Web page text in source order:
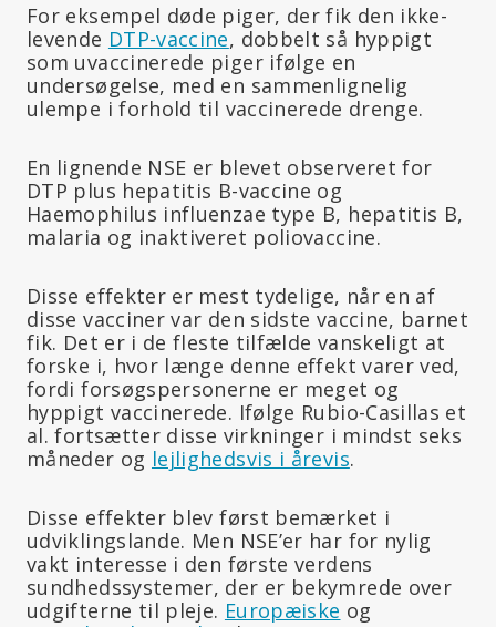
For eksempel døde piger, der fik den ikke-
levende DTP-vaccine, dobbelt så hyppigt
som uvaccinerede piger ifølge en
undersøgelse, med en sammenlignelig
ulempe i forhold til vaccinerede drenge.
En lignende NSE er blevet observeret for
DTP plus hepatitis B-vaccine og
Haemophilus influenzae type B, hepatitis B,
malaria og inaktiveret poliovaccine.
Disse effekter er mest tydelige, når en af
disse vacciner var den sidste vaccine, barnet
fik. Det er i de fleste tilfælde vanskeligt at
forske i, hvor længe denne effekt varer ved,
fordi forsøgspersonerne er meget og
hyppigt vaccinerede. Ifølge Rubio-Casillas et
al. fortsætter disse virkninger i mindst seks
måneder og lejlighedsvis i årevis.
Disse effekter blev først bemærket i
udviklingslande. Men NSE’er har for nylig
vakt interesse i den første verdens
sundhedssystemer, der er bekymrede over
udgifterne til pleje. Europæiske og